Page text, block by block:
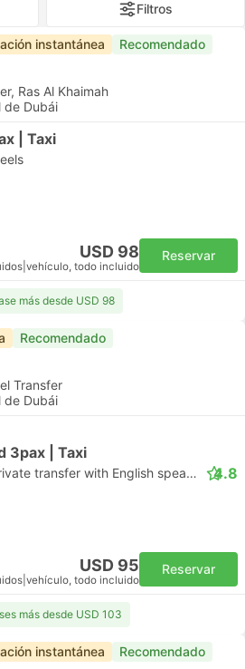
Filtros
instantánea Recomendado
Ras Al Khaimah
de Dubái
| Taxi
USD 98
vehículo, todo incluido
Reservar
más desde USD 98
Recomendado
Transfer
de Dubái
3pax | Taxi
Daytrip private transfer with English speaking driver 4.8
USD 95
vehículo, todo incluido
Reservar
más desde USD 103
instantánea Recomendado